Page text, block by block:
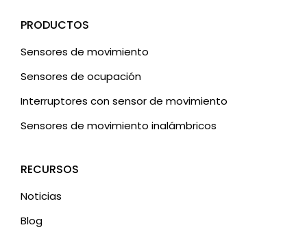
PRODUCTOS
Sensores de movimiento
Sensores de ocupación
Interruptores con sensor de movimiento
Sensores de movimiento inalámbricos
RECURSOS
Noticias
Blog